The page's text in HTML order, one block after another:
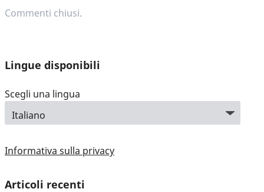
Commenti chiusi.
Lingue disponibili
Scegli una lingua
Informativa sulla privacy
Articoli recenti